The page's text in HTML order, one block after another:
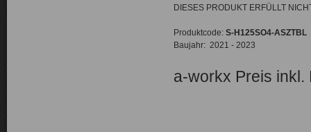
DIESES PRODUKT ERFÜLLT
Produktcode: S-H125SO4-ASZTBL
Baujahr: 2021 - 2023
a-workx Preis inkl.